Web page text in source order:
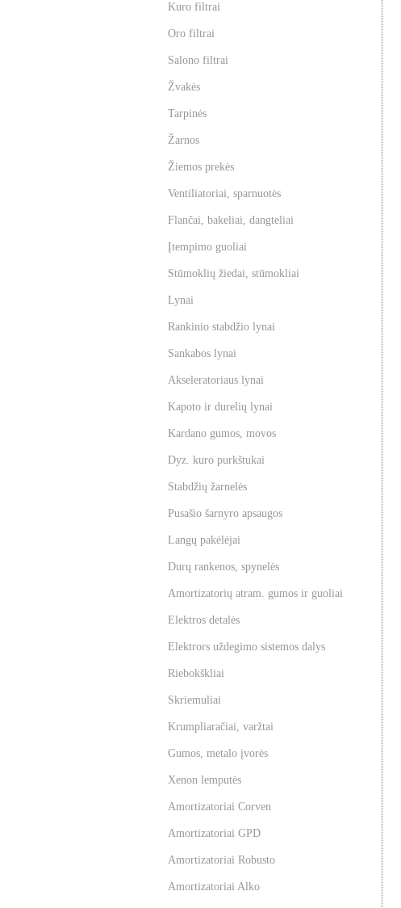
Kuro filtrai
Oro filtrai
Salono filtrai
Žvakės
Tarpinės
Žarnos
Žiemos prekės
Ventiliatoriai, sparnuotės
Flančai, bakeliai, dangteliai
Įtempimo guoliai
Stūmoklių žiedai, stūmokliai
Lynai
Rankinio stabdžio lynai
Sankabos lynai
Akseleratoriaus lynai
Kapoto ir durelių lynai
Kardano gumos, movos
Dyz. kuro purkštukai
Stabdžių žarnelės
Pusašio šarnyro apsaugos
Langų pakėlėjai
Durų rankenos, spynelės
Amortizatorių atram. gumos ir guoliai
Elektros detalės
Elektrors uždegimo sistemos dalys
Riebokškliai
Skriemuliai
Krumpliaračiai, varžtai
Gumos, metalo įvorės
Xenon lemputės
Amortizatoriai Corven
Amortizatoriai GPD
Amortizatoriai Robusto
Amortizatoriai Alko